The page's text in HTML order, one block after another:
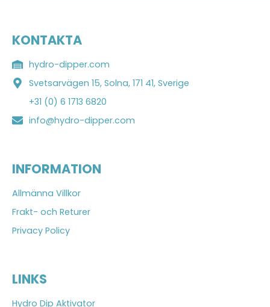
KONTAKTA
hydro-dipper.com
Svetsarvägen 15, Solna, 171 41, Sverige
+31 (0) 6 1713 6820
info@hydro-dipper.com
INFORMATION
Allmänna Villkor
Frakt- och Returer
Privacy Policy
LINKS
Hydro Dip Aktivator